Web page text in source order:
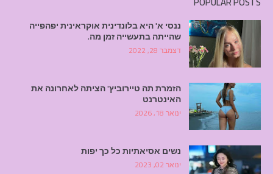
ננסי א' היא בלונדינית אוקראינית יפהפייה
שהייתה בתעשייה זמן מה.
דצמבר 28, 2022
הזמרת תה טיירוביץ' הציתה לאחרונה את
האינטרנט
ינואר 18, 2026
נשים אסיאתיות כל כך יפות
ינואר 02, 2023